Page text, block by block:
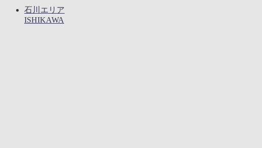
石川エリア
ISHIKAWA